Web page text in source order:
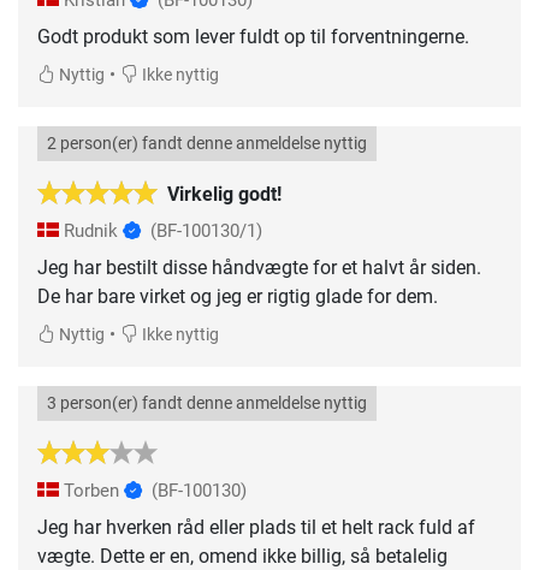
Godt produkt som lever fuldt op til forventningerne.
Nyttig • Ikke nyttig
Virkelig godt!
2 person(er) fandt denne anmeldelse nyttig
Rudnik (BF-100130/1)
Jeg har bestilt disse håndvægte for et halvt år siden.
De har bare virket og jeg er rigtig glade for dem.
Nyttig • Ikke nyttig
3 person(er) fandt denne anmeldelse nyttig
Torben (BF-100130)
Jeg har hverken råd eller plads til et helt rack fuld af
vægte. Dette er en, omend ikke billig, så betalelig